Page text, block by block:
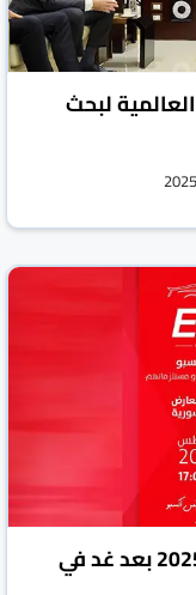
وزير الطاقة يلتقي إدارة شركة UCC العالمية لبحث
انطلاق معرض موتوريكس إكسبو 2025 بعد غد في